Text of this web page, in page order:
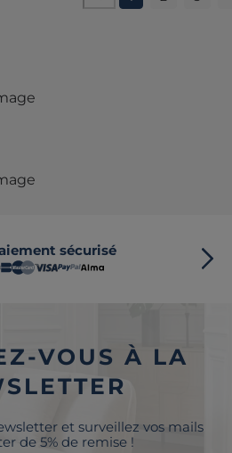
sécurisé
VOUS À LA
et surveillez vos mails
de 5% de remise !